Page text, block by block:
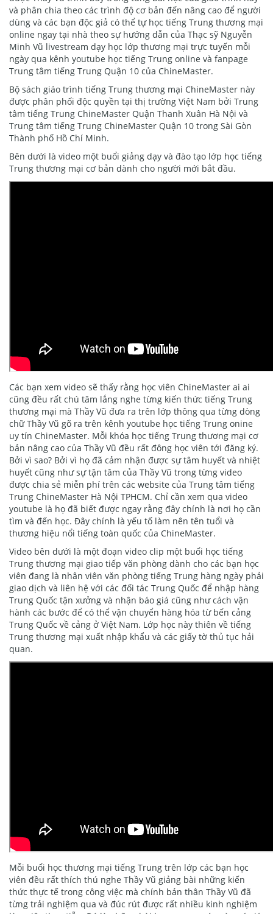
và phân chia theo các trình độ cơ bản đến nâng cao để người
dùng và các bạn độc giả có thể tự học tiếng Trung thương mại
online ngay tại nhà theo sự hướng dẫn của Thạc sỹ Nguyễn
Minh Vũ livestream dạy học lớp thương mại trực tuyến mỗi
ngày qua kênh youtube học tiếng Trung online và fanpage
Trung tâm tiếng Trung Quận 10 của ChineMaster.
Bộ sách giáo trình tiếng Trung thương mại ChineMaster này
được phân phối độc quyền tại thị trường Việt Nam bởi Trung
tâm tiếng Trung ChineMaster Quận Thanh Xuân Hà Nội và
Trung tâm tiếng Trung ChineMaster Quận 10 trong Sài Gòn
Thành phố Hồ Chí Minh.
Bên dưới là video một buổi giảng dạy và đào tạo lớp học tiếng
Trung thương mại cơ bản dành cho người mới bắt đầu.
Các bạn xem video sẽ thấy rằng học viên ChineMaster ai ai
cũng đều rất chú tâm lắng nghe từng kiến thức tiếng Trung
thương mại mà Thầy Vũ đưa ra trên lớp thông qua từng dòng
chữ Thầy Vũ gõ ra trên kênh youtube học tiếng Trung onine
uy tín ChineMaster. Mỗi khóa học tiếng Trung thương mại cơ
bản nâng cao của Thầy Vũ đều rất đông học viên tới đăng ký.
Bởi vì sao? Bởi vì họ đã cảm nhận được sự tâm huyết và nhiệt
huyết cũng như sự tận tâm của Thầy Vũ trong từng video
được chia sẻ miễn phí trên các website của Trung tâm tiếng
Trung ChineMaster Hà Nội TPHCM. Chỉ cần xem qua video
youtube là họ đã biết được ngay rằng đây chính là nơi họ cần
tìm và đến học. Đây chính là yếu tố làm nên tên tuổi và
thương hiệu nổi tiếng toàn quốc của ChineMaster.
Video bên dưới là một đoạn video clip một buổi học tiếng
Trung thương mại giao tiếp văn phòng dành cho các bạn học
viên đang là nhân viên văn phòng tiếng Trung hàng ngày phải
giao dịch và liên hệ với các đối tác Trung Quốc để nhập hàng
Trung Quốc tận xưởng và nhận báo giá cũng như cách vận
hành các bước để có thể vận chuyển hàng hóa từ bến cảng
Trung Quốc về cảng ở Việt Nam. Lớp học này thiên về tiếng
Trung thương mại xuất nhập khẩu và các giấy tờ thủ tục hải
quan.
Mỗi buổi học thương mại tiếng Trung trên lớp các bạn học
viên đều rất thích thú nghe Thầy Vũ giảng bài những kiến
thức thực tế trong công việc mà chính bản thân Thầy Vũ đã
từng trải nghiệm qua và đúc rút được rất nhiều kinh nghiệm